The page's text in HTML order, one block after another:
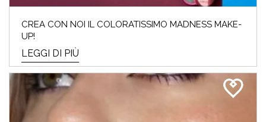
CREA CON NOI IL COLORATISSIMO MADNESS MAKE-
UP!
LEGGI DI PIÙ